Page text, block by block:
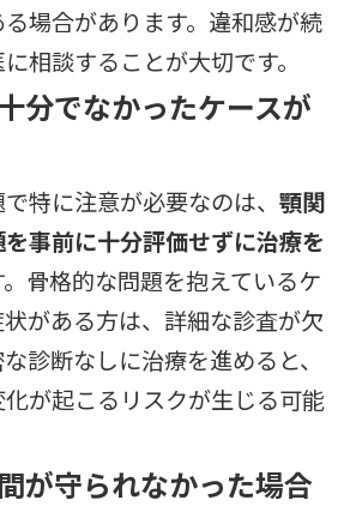
場合があります。違和感が続
相談することが大切です。
分でなかったケースが
特に注意が必要なのは、顎関
事前に十分評価せずに治療を
骨格的な問題を抱えているケ
がある方は、詳細な診査が欠
診断なしに治療を進めると、
が起こるリスクが生じる可能
が守られなかった場合